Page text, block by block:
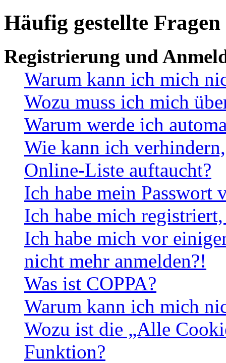
Häufig gestellte Fragen
Registrierung und
Warum kann ich mich
Wozu muss ich mich
Warum werde ich
Wie kann ich
Online-Liste auftaucht?
Ich habe mein Passwort
Ich habe mich
Ich habe mich vor
nicht mehr anmelden?!
Was ist COPPA?
Warum kann ich mich
Wozu ist die „Alle
Funktion?